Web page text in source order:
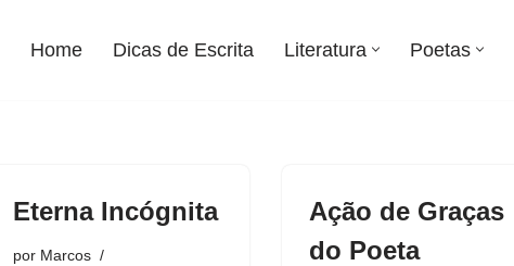
Home Dicas de Escrita Literatura Poetas
Eterna Incógnita
por Marcos
Ação de Graças
do Poeta